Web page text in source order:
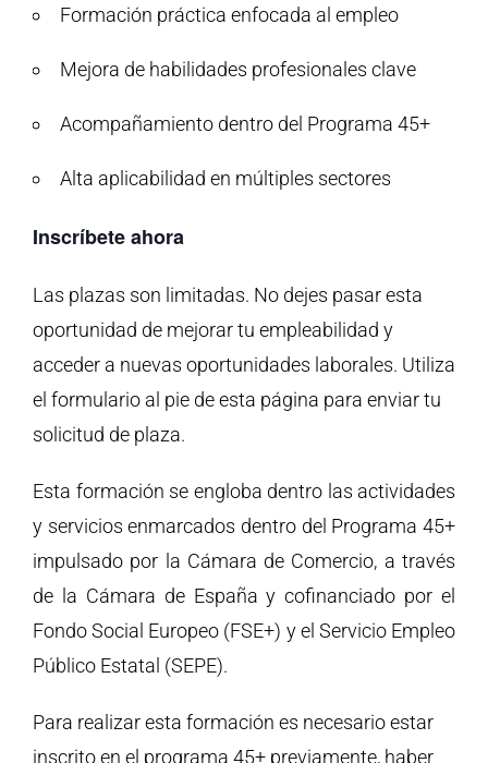
Formación práctica enfocada al empleo
Mejora de habilidades profesionales clave
Acompañamiento dentro del Programa 45+
Alta aplicabilidad en múltiples sectores
Inscríbete ahora
Las plazas son limitadas. No dejes pasar esta
oportunidad de mejorar tu empleabilidad y
acceder a nuevas oportunidades laborales. Utiliza
el formulario al pie de esta página para enviar tu
solicitud de plaza.
Esta formación se engloba dentro las actividades
y servicios enmarcados dentro del Programa 45+
impulsado por la Cámara de Comercio, a través
de la Cámara de España y cofinanciado por el
Fondo Social Europeo (FSE+) y el Servicio Empleo
Público Estatal (SEPE).
Para realizar esta formación es necesario estar
inscrito en el programa 45+ previamente, haber